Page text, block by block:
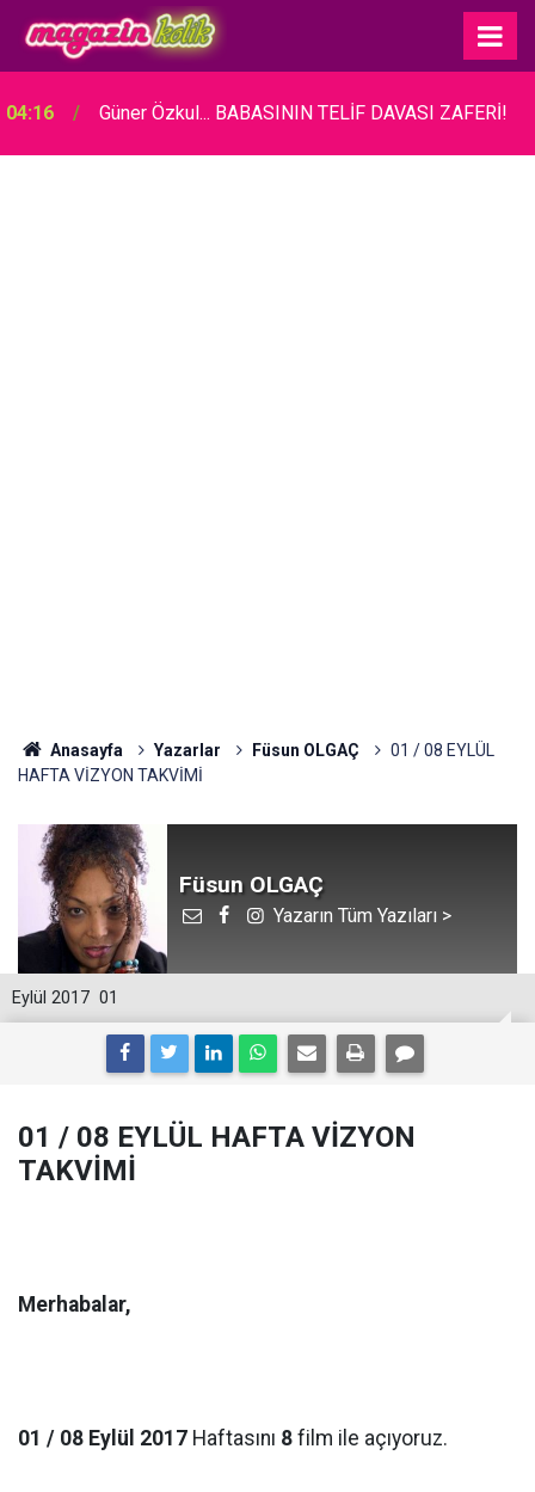
04:16 Güner Özkul... BABASININ TELİF DAVASI ZAFERİ!
Anasayfa Yazarlar Füsun OLGAÇ
01 / 08 EYLÜL
HAFTA VİZYON TAKVİMİ
Füsun OLGAÇ
Yazarın Tüm Yazıları >
01
Eylül 2017
01 / 08 EYLÜL HAFTA VİZYON
TAKVİMİ
Merhabalar,
01 / 08 Eylül 2017 Haftasını 8 film ile açıyoruz.